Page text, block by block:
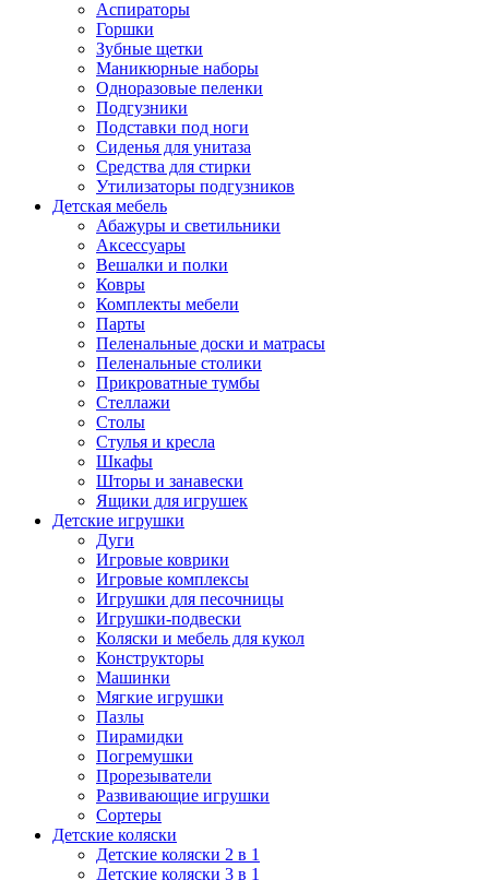
Аспираторы
Горшки
Зубные щетки
Маникюрные наборы
Одноразовые пеленки
Подгузники
Подставки под ноги
Сиденья для унитаза
Средства для стирки
Утилизаторы подгузников
Детская мебель
Абажуры и светильники
Аксессуары
Вешалки и полки
Ковры
Комплекты мебели
Парты
Пеленальные доски и матрасы
Пеленальные столики
Прикроватные тумбы
Стеллажи
Столы
Стулья и кресла
Шкафы
Шторы и занавески
Ящики для игрушек
Детские игрушки
Дуги
Игровые коврики
Игровые комплексы
Игрушки для песочницы
Игрушки-подвески
Коляски и мебель для кукол
Конструкторы
Машинки
Мягкие игрушки
Пазлы
Пирамидки
Погремушки
Прорезыватели
Развивающие игрушки
Сортеры
Детские коляски
Детские коляски 2 в 1
Детские коляски 3 в 1